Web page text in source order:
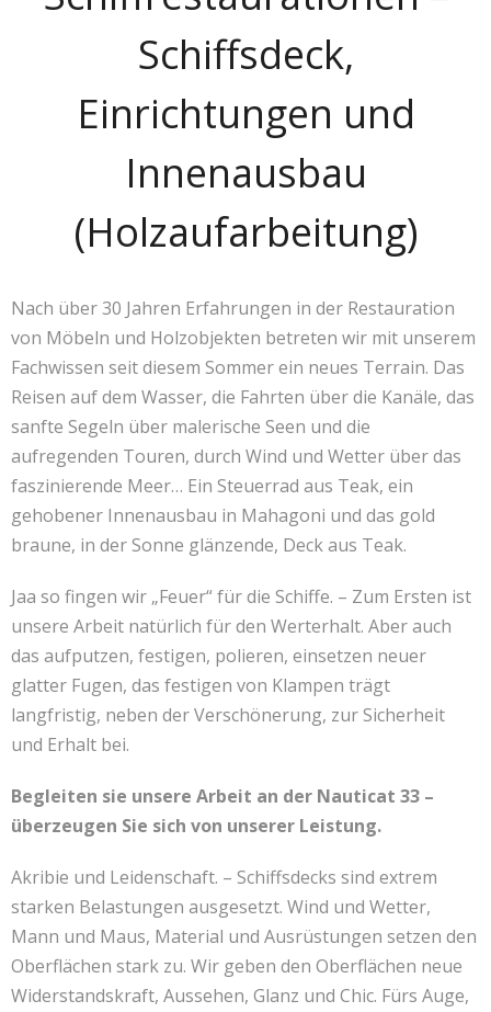
Schiffsdeck,
Einrichtungen und
Innenausbau
(Holzaufarbeitung)
Nach über 30 Jahren Erfahrungen in der Restauration
von Möbeln und Holzobjekten betreten wir mit unserem
Fachwissen seit diesem Sommer ein neues Terrain. Das
Reisen auf dem Wasser, die Fahrten über die Kanäle, das
sanfte Segeln über malerische Seen und die
aufregenden Touren, durch Wind und Wetter über das
faszinierende Meer… Ein Steuerrad aus Teak, ein
gehobener Innenausbau in Mahagoni und das gold
braune, in der Sonne glänzende, Deck aus Teak.
Jaa so fingen wir „Feuer“ für die Schiffe. – Zum Ersten ist
unsere Arbeit natürlich für den Werterhalt. Aber auch
das aufputzen, festigen, polieren, einsetzen neuer
glatter Fugen, das festigen von Klampen trägt
langfristig, neben der Verschönerung, zur Sicherheit
und Erhalt bei.
Begleiten sie unsere Arbeit an der Nauticat 33 –
überzeugen Sie sich von unserer Leistung.
Akribie und Leidenschaft. – Schiffsdecks sind extrem
starken Belastungen ausgesetzt. Wind und Wetter,
Mann und Maus, Material und Ausrüstungen setzen den
Oberflächen stark zu. Wir geben den Oberflächen neue
Widerstandskraft, Aussehen, Glanz und Chic. Fürs Auge,